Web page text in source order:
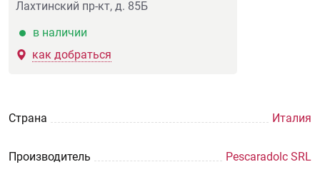
Лахтинский пр-кт, д. 85Б
в наличии
как добраться
Страна Италия
Производитель Pescaradolc SRL